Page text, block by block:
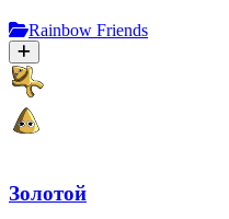
Rainbow Friends
Золотой